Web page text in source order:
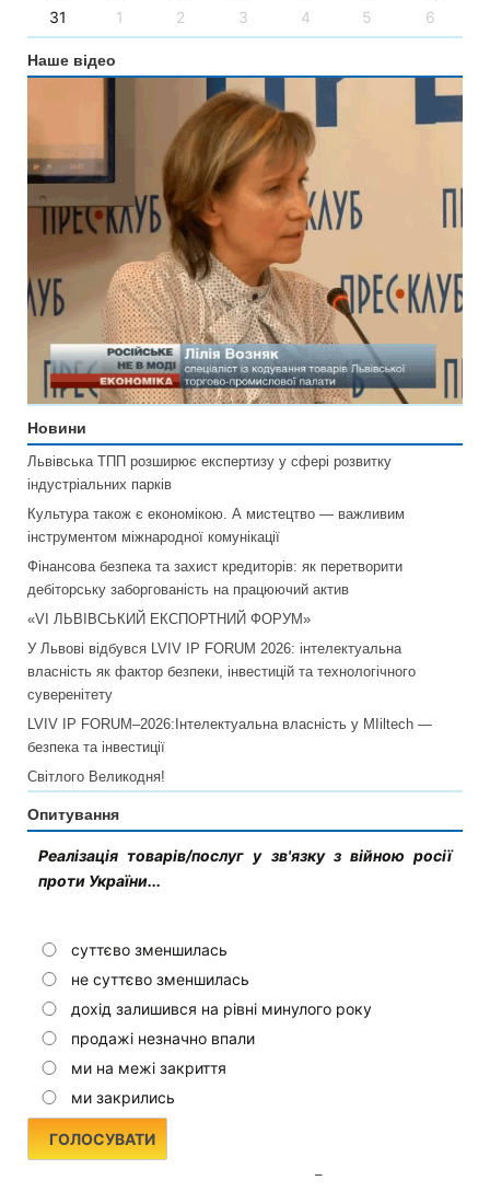
31
1 2 3 4 5 6
Наше відео
Новини
Львівська ТПП розширює експертизу у сфері розвитку
індустріальних парків
Культура також є економікою. А мистецтво — важливим
інструментом міжнародної комунікації
Фінансова безпека та захист кредиторів: як перетворити
дебіторську заборгованість на працюючий актив
«VI ЛЬВІВСЬКИЙ ЕКСПОРТНИЙ ФОРУМ»
У Львові відбувся LVIV IP FORUM 2026: інтелектуальна
власність як фактор безпеки, інвестицій та технологічного
суверенітету
LVIV IP FORUM–2026:Інтелектуальна власність у MIiltech —
безпека та інвестиції
Світлого Великодня!
Опитування
Реалізація товарів/послуг у зв'язку з війною росії
проти України...
суттєво зменшилась
не суттєво зменшилась
дохід залишився на рівні минулого року
продажі незначно впали
ми на межі закриття
ми закрились
Переглянути результат